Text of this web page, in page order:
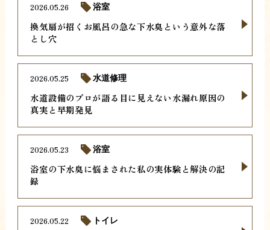
換気扇が招くお風呂の急な下水臭という意外な落
とし穴
2026.05.26 浴室
水道設備のプロが語る目に見えない水漏れ原因の
真実と早期発見
2026.05.25 水道修理
浴室の下水臭に悩まされた私の実体験と解決の記
録
2026.05.23 浴室
2026.05.22 トイレ